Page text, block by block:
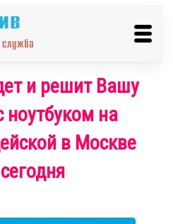
и решит Вашу
ноутбуком на
в Москве